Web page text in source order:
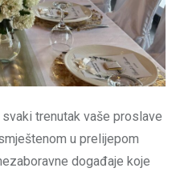
trenutak vaše proslave
u prelijepom
događaje koje